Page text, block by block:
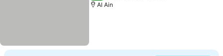
Al Ain